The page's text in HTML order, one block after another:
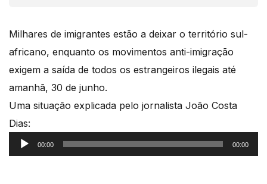
Milhares de imigrantes estão a deixar o território sul-
africano, enquanto os movimentos anti-imigração
exigem a saída de todos os estrangeiros ilegais até
amanhã, 30 de junho.
Uma situação explicada pelo jornalista João Costa
Dias:
Reprodutor
de
00:00 00:00